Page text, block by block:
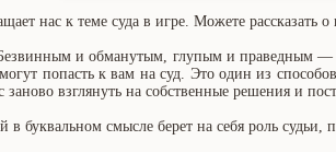
нас к теме суда в игре. Можете рассказать
и обманутым, глупым и праведным —
попасть к вам на суд. Это один из
взглянуть на собственные решения и
в буквальном смысле берет на себя роль судьи,